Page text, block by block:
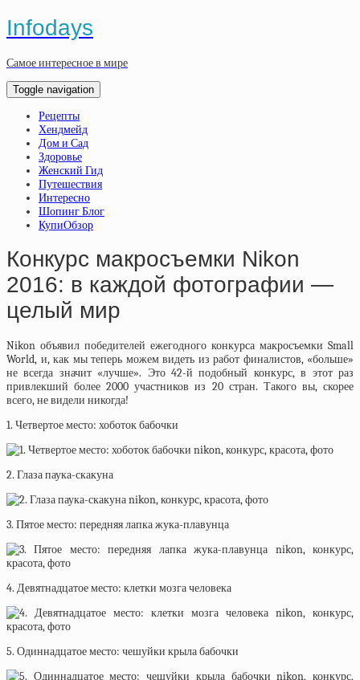
Infodays
Самое интересное в мире
Toggle navigation
Рецепты
Хендмейд
Дом и Сад
Здоровье
Женский Гид
Путешествия
Интересно
Шопинг Блог
КупиОбзор
Конкурс макросъемки Nikon
2016: в каждой фотографии —
целый мир
Nikon объявил победителей ежегодного конкурса макросъемки Small
World, и, как мы теперь можем видеть из работ финалистов, «больше»
не всегда значит «лучше». Это 42-й подобный конкурс, в этот раз
привлекший более 2000 участников из 20 стран. Такого вы, скорее
всего, не видели никогда!
1. Четвертое место: хоботок бабочки
2. Глаза паука-скакуна
3. Пятое место: передняя лапка жука-плавунца
4. Девятнадцатое место: клетки мозга человека
5. Одиннадцатое место: чешуйки крыла бабочки